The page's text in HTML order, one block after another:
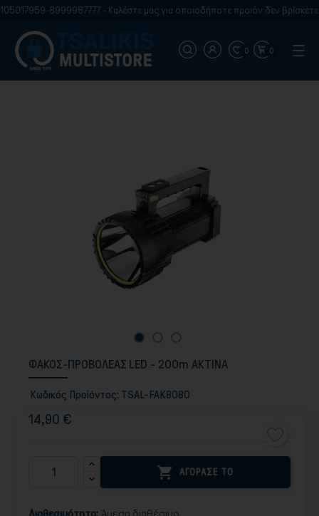
6999987777 - Καλέστε μας για οποιοδήποτε προιόν δεν βρίσκετε
0 0
ΦΑΚΟΣ-ΠΡΟΒΟΛΕΑΣ LED - 200m ΑΚΤΙΝΑ
Κωδικός Προϊόντος: TSAL-FAK8080
14,90 €
 ΑΓΟΡΑΣΕ ΤΟ